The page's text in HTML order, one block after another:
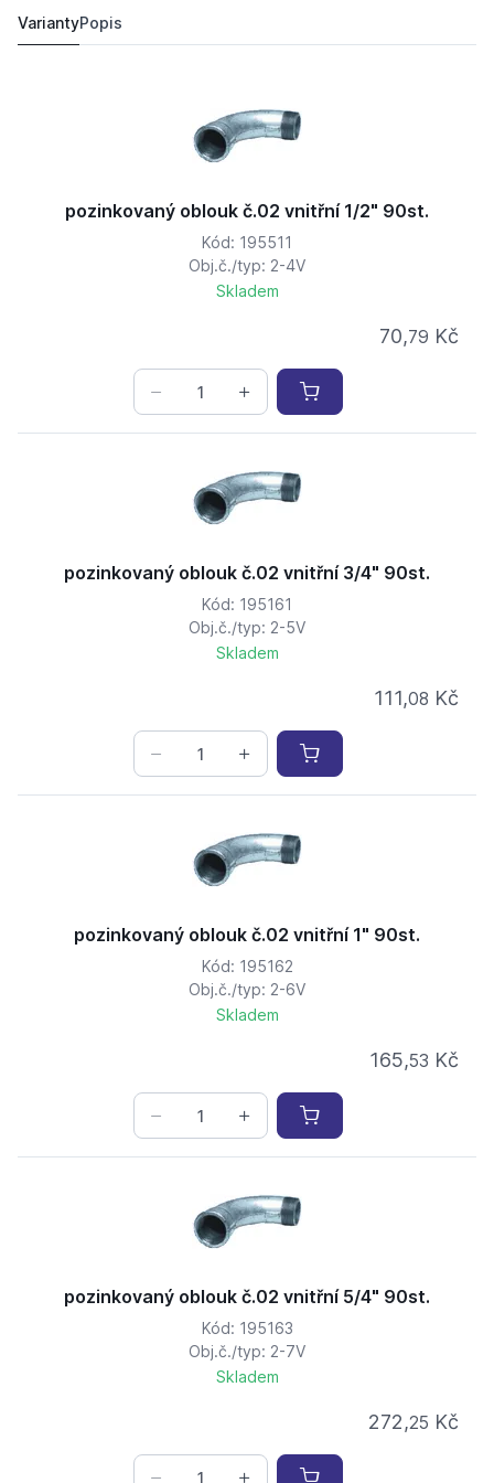
VariantyPopis
pozinkovaný oblouk č.02 vnitřní 1/2" 90st.
Kód: 195511
Obj.č./typ: 2-4V
Skladem
70,79 Kč
pozinkovaný oblouk č.02 vnitřní 3/4" 90st.
Kód: 195161
Obj.č./typ: 2-5V
Skladem
111,08 Kč
pozinkovaný oblouk č.02 vnitřní 1" 90st.
Kód: 195162
Obj.č./typ: 2-6V
Skladem
165,53 Kč
pozinkovaný oblouk č.02 vnitřní 5/4" 90st.
Kód: 195163
Obj.č./typ: 2-7V
Skladem
272,25 Kč